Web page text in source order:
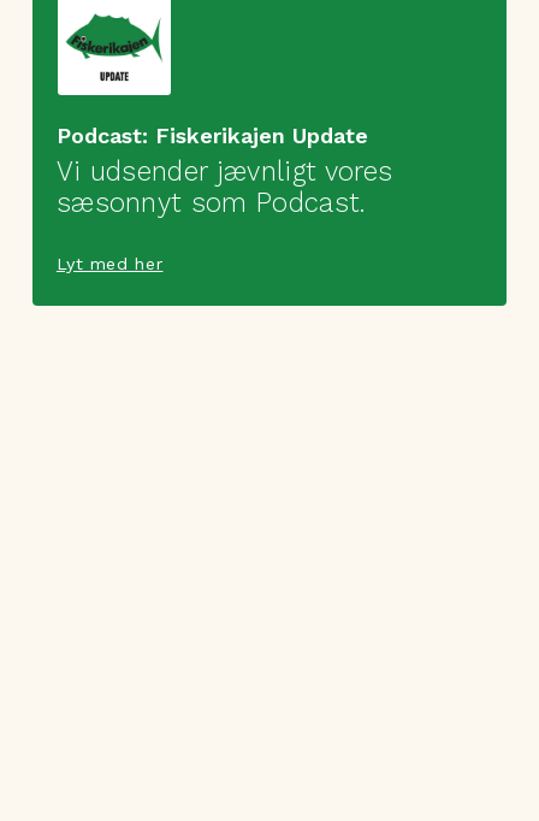
Podcast: Fiskerikajen Update
Vi udsender jævnligt vores
sæsonnyt som Podcast.
Lyt med her